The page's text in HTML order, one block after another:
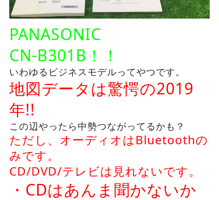
PANASONIC
CN-B301B！！
いわゆるビジネスモデルってやつです。
地図データは驚愕の2019
年!!
この辺やったら中勢つながってるかも？
ただし、オーディオはBluetoothの
みです。
CD/DVD/テレビは見れないです。
・CDはあんま聞かないか